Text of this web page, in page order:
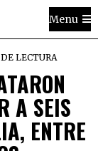
Menu
LECTURA
A SEIS
ENTRE